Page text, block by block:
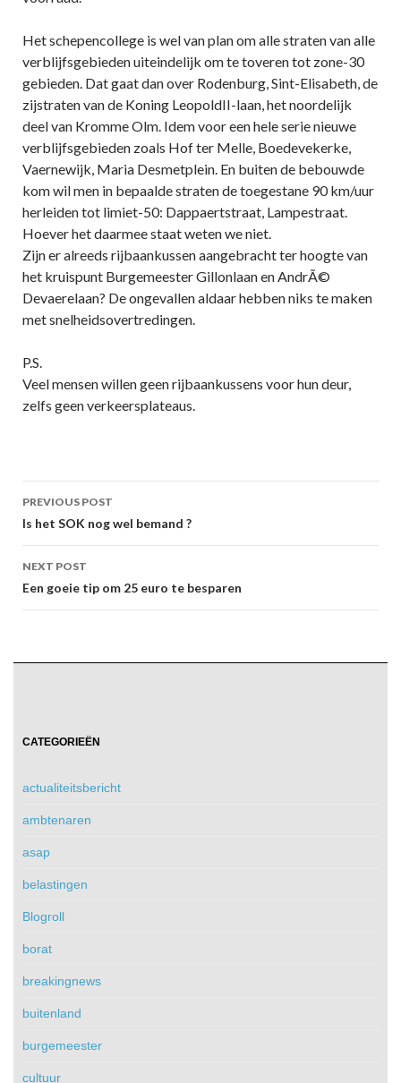
Het schepencollege is wel van plan om alle straten van alle
verblijfsgebieden uiteindelijk om te toveren tot zone-30
gebieden. Dat gaat dan over Rodenburg, Sint-Elisabeth, de
zijstraten van de Koning LeopoldII-laan, het noordelijk
deel van Kromme Olm. Idem voor een hele serie nieuwe
verblijfsgebieden zoals Hof ter Melle, Boedevekerke,
Vaernewijk, Maria Desmetplein. En buiten de bebouwde
kom wil men in bepaalde straten de toegestane 90 km/uur
herleiden tot limiet-50: Dappaertstraat, Lampestraat.
Hoever het daarmee staat weten we niet.
Zijn er alreeds rijbaankussen aangebracht ter hoogte van
het kruispunt Burgemeester Gillonlaan en AndrÃ©
Devaerelaan? De ongevallen aldaar hebben niks te maken
met snelheidsovertredingen.
P.S.
Veel mensen willen geen rijbaankussens voor hun deur,
zelfs geen verkeersplateaus.
Post
navigation
PREVIOUS POST
Is het SOK nog wel bemand ?
NEXT POST
Een goeie tip om 25 euro te besparen
CATEGORIEËN
actualiteitsbericht
ambtenaren
asap
belastingen
Blogroll
borat
breakingnews
buitenland
burgemeester
cultuur